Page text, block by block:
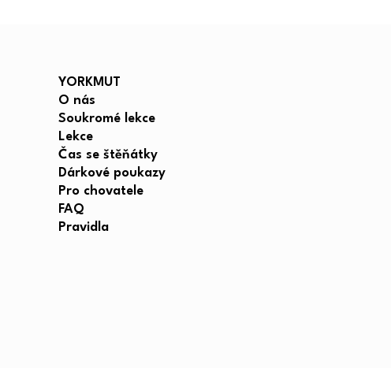
YORKMUT
O nás
Soukromé lekce
Lekce
Čas se štěňátky
Dárkové poukazy
Pro chovatele
FAQ
Pravidla